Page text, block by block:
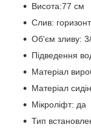
Висота:77 см
Слив:
Об'єм зливу:
Підведення
Матеріал
Матеріал
Мікроліфт: да
Тип